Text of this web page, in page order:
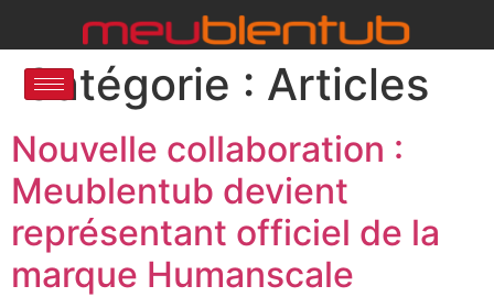
Catégorie : Articles
Nouvelle collaboration :
Meublentub devient
représentant officiel de la
marque Humanscale